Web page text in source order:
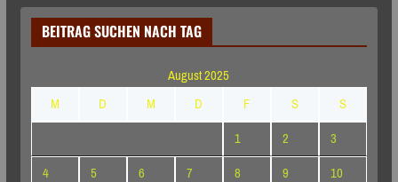
BEITRAG SUCHEN NACH TAG
August 2025
M
D M D F S
S
1
2
3
4
5 6 7 8 9
10